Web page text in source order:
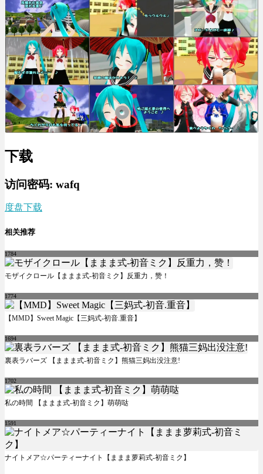
下载
访问密码: wafq
度盘下载
相关推荐
1784
モザイクロール【ままま式-初音ミク】反重力，赞！
1774
【MMD】Sweet Magic【三妈式-初音.重音】
1694
裏表ラバーズ 【ままま式-初音ミク】熊猫三妈出没注意!
1702
私の時間 【ままま式-初音ミク】萌萌哒
1591
ナイトメア☆パーティーナイト【ままま萝莉式-初音ミク】